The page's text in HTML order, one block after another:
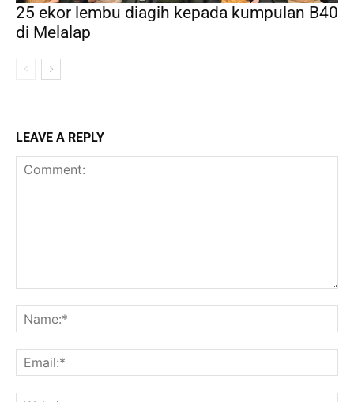
25 ekor lembu diagih kepada kumpulan B40
di Melalap
LEAVE A REPLY